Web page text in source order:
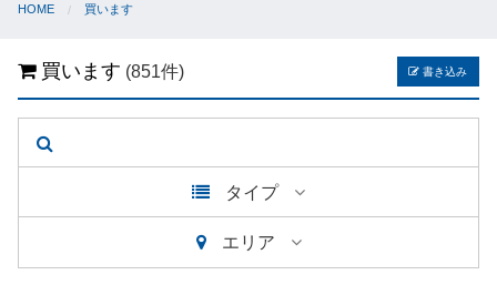
HOME 買います
買います (851件) 書き込み
タイプ
エリア